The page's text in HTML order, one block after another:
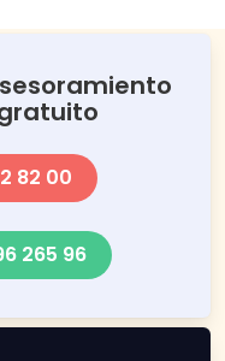
82 00
265 96